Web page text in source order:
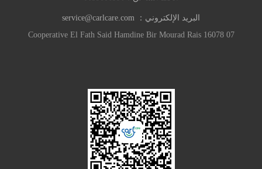
البريد الإلكتروني： service@carlcare.com
07 Cooperative El Fath Said Hamdine Bir Mourad Rais 16078